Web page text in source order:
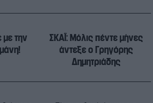
την
ΣΚΑΪ: Μόλις πέντε μήνες
άντεξε ο Γρηγόρης
Δημητριάδης